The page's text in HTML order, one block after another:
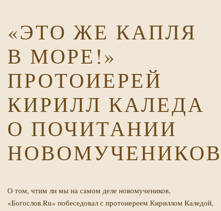
«ЭТО ЖЕ КАПЛЯ
В МОРЕ!»
ПРОТОИЕРЕЙ
КИРИЛЛ КАЛЕДА
О ПОЧИТАНИИ
О том, чтим ли мы на самом деле новомучеников,
«Богослов.Ru» побеседовал с протоиереем Кириллом Каледой,